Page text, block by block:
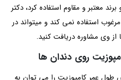
معتبر و مقاوم استفاده کرد، دکتر
استفاده نمی کند و میتواند در
از وی مشاوره دریافت کنید.
روی دندان ها
طول عمر کامپوزیت را می توان به